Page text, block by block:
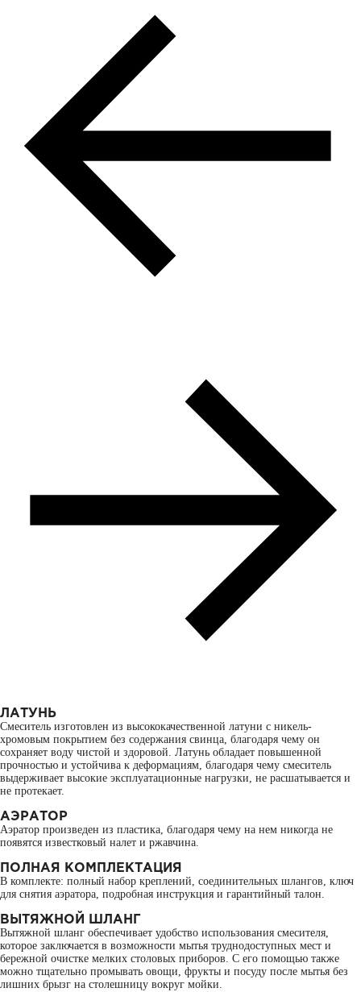
ЛАТУНЬ
Смеситель изготовлен из высококачественной латуни с никель-
хромовым покрытием без содержания свинца, благодаря чему он
сохраняет воду чистой и здоровой. Латунь обладает повышенной
прочностью и устойчива к деформациям, благодаря чему смеситель
выдерживает высокие эксплуатационные нагрузки, не расшатывается и
не протекает.
АЭРАТОР
Аэратор произведен из пластика, благодаря чему на нем никогда не
появятся известковый налет и ржавчина.
ПОЛНАЯ КОМПЛЕКТАЦИЯ
В комплекте: полный набор креплений, соединительных шлангов, ключ
для снятия аэратора, подробная инструкция и гарантийный талон.
ВЫТЯЖНОЙ ШЛАНГ
Вытяжной шланг обеспечивает удобство использования смесителя,
которое заключается в возможности мытья труднодоступных мест и
бережной очистке мелких столовых приборов. С его помощью также
можно тщательно промывать овощи, фрукты и посуду после мытья без
лишних брызг на столешницу вокруг мойки.